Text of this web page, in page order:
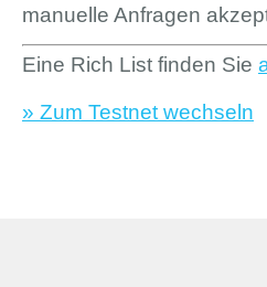
manuelle Anfragen
Eine Rich List finden Sie
» Zum Testnet wechseln